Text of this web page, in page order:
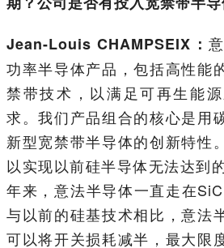
Jean-Louis CHAMPSEIX：
功率半导体产品，包括高性能
禁带技术，以满足可再生能
求。我们产品组合的核心是用
新型宽禁带半导体的创新特性
以实现以前硅半导体无法达到
年来，意法半导体一直走在SiC
与以前的硅基技术相比，意法
可以将开关损耗减半，最大限